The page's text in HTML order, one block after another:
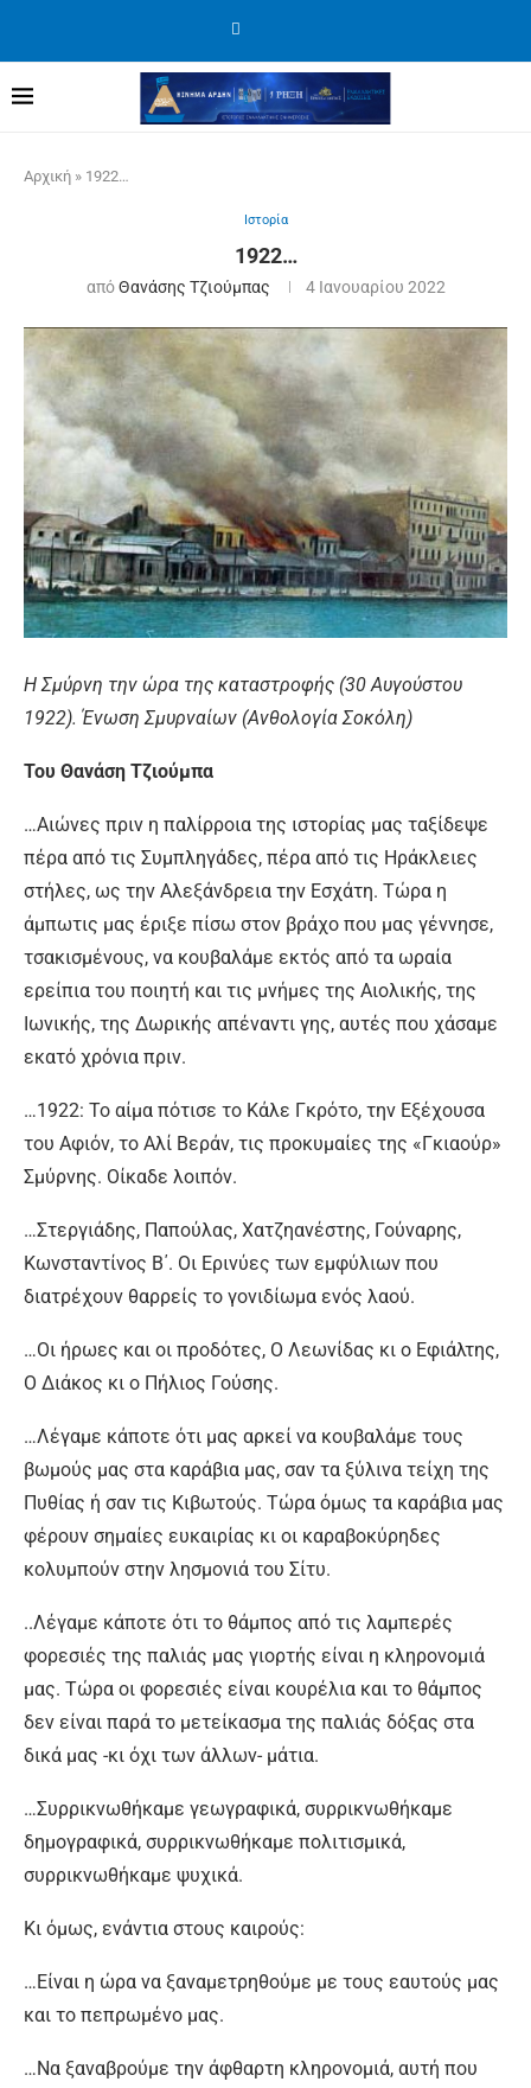
Αρχική » 1922…
Ιστορία
1922…
απόΘανάσης Τζιούμπας 4 Ιανουαρίου 2022
Η Σμύρνη την ώρα της καταστροφής (30 Αυγούστου
1922). Ένωση Σμυρναίων (Ανθολογία Σοκόλη)
Του Θανάση Τζιούμπα
…Αιώνες πριν η παλίρροια της ιστορίας μας ταξίδεψε
πέρα από τις Συμπληγάδες, πέρα από τις Ηράκλειες
στήλες, ως την Αλεξάνδρεια την Εσχάτη. Τώρα η
άμπωτις μας έριξε πίσω στον βράχο που μας γέννησε,
τσακισμένους, να κουβαλάμε εκτός από τα ωραία
ερείπια του ποιητή και τις μνήμες της Αιολικής, της
Ιωνικής, της Δωρικής απέναντι γης, αυτές που χάσαμε
εκατό χρόνια πριν.
…1922: Το αίμα πότισε το Κάλε Γκρότο, την Εξέχουσα
του Αφιόν, το Αλί Βεράν, τις προκυμαίες της «Γκιαούρ»
Σμύρνης. Οίκαδε λοιπόν.
…Στεργιάδης, Παπούλας, Χατζηανέστης, Γούναρης,
Κωνσταντίνος Β΄. Οι Ερινύες των εμφύλιων που
διατρέχουν θαρρείς το γονιδίωμα ενός λαού.
…Οι ήρωες και οι προδότες, Ο Λεωνίδας κι ο Εφιάλτης,
Ο Διάκος κι ο Πήλιος Γούσης.
…Λέγαμε κάποτε ότι μας αρκεί να κουβαλάμε τους
βωμούς μας στα καράβια μας, σαν τα ξύλινα τείχη της
Πυθίας ή σαν τις Κιβωτούς. Τώρα όμως τα καράβια μας
φέρουν σημαίες ευκαιρίας κι οι καραβοκύρηδες
κολυμπούν στην λησμονιά του Σίτυ.
..Λέγαμε κάποτε ότι το θάμπος από τις λαμπερές
φορεσιές της παλιάς μας γιορτής είναι η κληρονομιά
μας. Τώρα οι φορεσιές είναι κουρέλια και το θάμπος
δεν είναι παρά το μετείκασμα της παλιάς δόξας στα
δικά μας -κι όχι των άλλων- μάτια.
…Συρρικνωθήκαμε γεωγραφικά, συρρικνωθήκαμε
δημογραφικά, συρρικνωθήκαμε πολιτισμικά,
συρρικνωθήκαμε ψυχικά.
Κι όμως, ενάντια στους καιρούς:
…Είναι η ώρα να ξαναμετρηθούμε με τους εαυτούς μας
και το πεπρωμένο μας.
…Να ξαναβρούμε την άφθαρτη κληρονομιά, αυτή που